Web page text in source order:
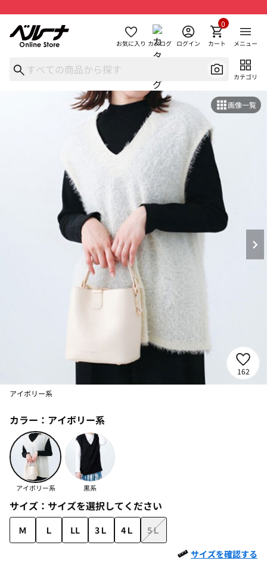
お気に入り カタログ ログイン カート
0
メニュー
カテゴリ
画像一覧
162
アイボリー系
カラー： アイボリー系
アイボリー系 黒系
サイズ： サイズを選択してください
Ｍ Ｌ LL 3Ｌ 4Ｌ
5Ｌ
サイズを確認する